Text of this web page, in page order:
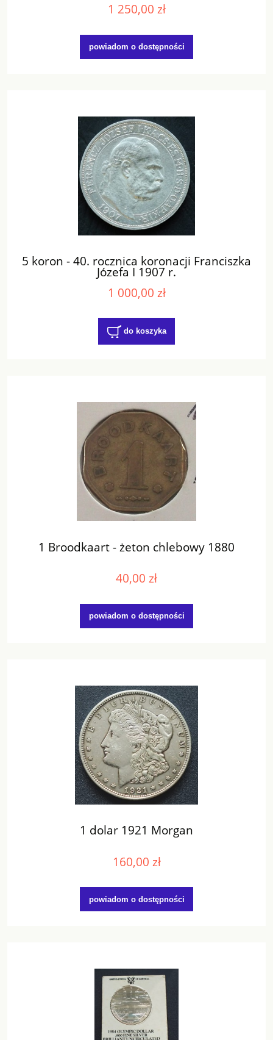
1 250,00 zł
powiadom o dostępności
5 koron - 40. rocznica koronacji Franciszka
Józefa I 1907 r.
1 000,00 zł
do koszyka
1 Broodkaart - żeton chlebowy 1880
40,00 zł
powiadom o dostępności
1 dolar 1921 Morgan
160,00 zł
powiadom o dostępności